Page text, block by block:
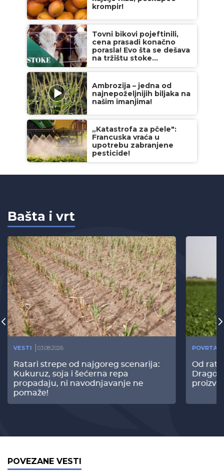
krompir!
Tovni bikovi pojeftinili,
cena prasadi konačno
porasla! Evo šta se dešava
na tržištu stoke...
Ambrozija – jedna od
najnepoželjnijih biljaka na
našim imanjima!
„Katastrofa za pčele":
Francuska vraća u
upotrebu zabranjene
pesticide!
Bašta i vrt
VESTI 03.08.2026
Ratari strepe od najgoreg scenarija:
Kukuruz, soja i šećerna repa
propadaju, ni navodnjavanje ne
pomaže!
Od
POVEZANE VESTI